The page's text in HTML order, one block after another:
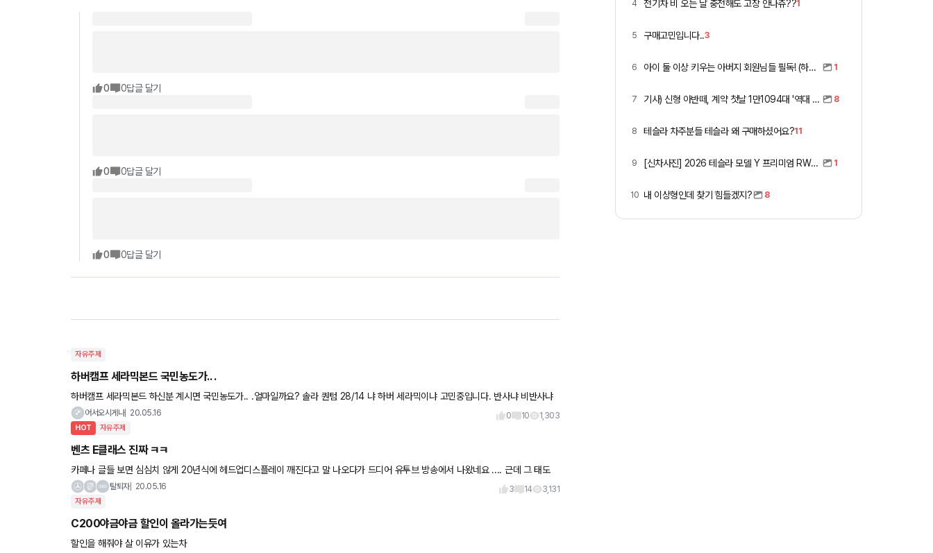
0 0답글 달기
0 0답글 달기
0 0답글 달기
자유주제
하버캠프 세라믹본드 국민농도가.. .
하버캠프 세라믹본드 하신분 계시면 국민농도가.. .얼마일까요? 솔라 퀀텀 28/14 냐 하버 세라믹이냐 고민중입니다. 반사냐 비반사냐
ㅎ
어서오시게나 20.05.16 0 10 1,303
HOT 자유주제
벤츠 E클래스 진짜 ㅋㅋ
카페나 글들 보면 심심치 않게 20년식에 헤드업디스플레이 깨진다고 말 나오다가 드디어 유투브 방송에서 나왔네요 .... 근데 그 태도
탈퇴자 20.05.16 3 14 3,131
자유주제
C200야금야금 할인이 올라가는듯여
할인을 해줘야 살 이유가 있는차
4 전기차 비 오는 날 충전해도 고장 안나쥬??1
5 구매고민입니다..3
6 아이 둘 이상 키우는 아버지 회원님들 필독! (하이패스 할인) 1
7 기사) 신형 아반떼, 계약 첫날 1만1094대 '역대 최고' 8
8 테슬라 차주분들 테슬라 왜 구매하셨어요?11
9 [신차사진] 2026 테슬라 모델 Y 프리미엄 RWD (펄 화이트 + 블랙시트) 1
10 내 이상형인데 찾기 힘들겠지? 8